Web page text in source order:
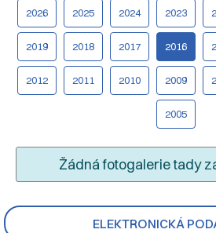
ELEKTRONICKÁ
2026 2025 2024 2023
2019 2018 2017 2016
2012 2011 2010 2009
2005
Žádná fotogalerie tady